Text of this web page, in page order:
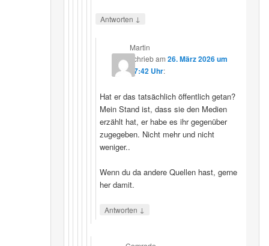
Antworten ↓
Martin
schriebam26. März 2026 um
07:42 Uhr:
Hat er das tatsächlich öffentlich getan?
Mein Stand ist, dass sie den Medien
erzählt hat, er habe es ihr gegenüber
zugegeben. Nicht mehr und nicht
weniger..
Wenn du da andere Quellen hast, gerne
her damit.
Antworten ↓